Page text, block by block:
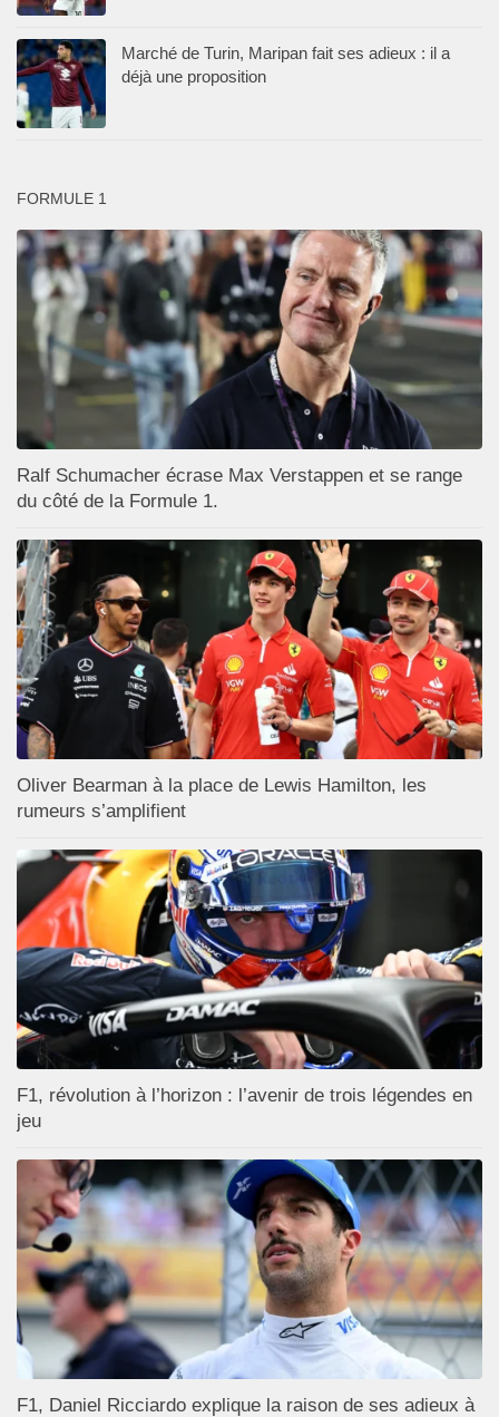
Marché de Turin, Maripan fait ses adieux : il a
déjà une proposition
FORMULE 1
Ralf Schumacher écrase Max Verstappen et se range
du côté de la Formule 1.
Oliver Bearman à la place de Lewis Hamilton, les
rumeurs s’amplifient
F1, révolution à l’horizon : l’avenir de trois légendes en
jeu
F1, Daniel Ricciardo explique la raison de ses adieux à